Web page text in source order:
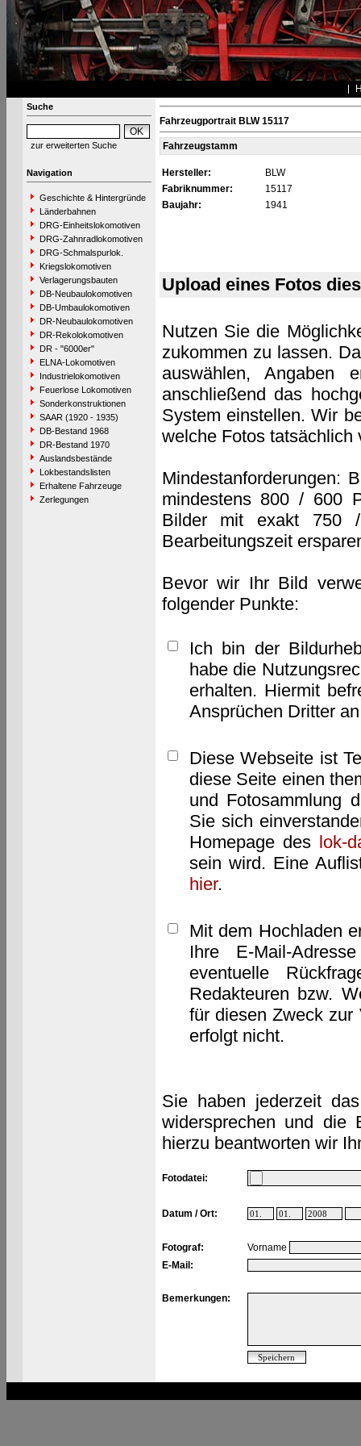
Suche
zur erweiterten Suche
Navigation
Geschichte & Hintergründe
Länderbahnen
DRG-Einheitslokomotiven
DRG-Zahnradlokomotiven
DRG-Schmalspurlok.
Kriegslokomotiven
Verlagerungsbauten
DB-Neubaulokomotiven
DB-Umbaulokomotiven
DR-Neubaulokomotiven
DR-Rekolokomotiven
DR - "6000er"
ELNA-Lokomotiven
Industrielokomotiven
Feuerlose Lokomotiven
Sonderkonstruktionen
SAAR (1920 - 1935)
DB-Bestand 1968
DR-Bestand 1970
Auslandsbestände
Lokbestandslisten
Erhaltene Fahrzeuge
Zerlegungen
Fahrzeugportrait BLW 15117
Fahrzeugstamm
Hersteller:
BLW
Fabriknummer:
15117
Baujahr:
1941
Upload eines Fotos
Nutzen Sie die
zukommen zu lassen.
auswählen, Angaben
anschließend das
System einstellen. Wir
welche Fotos tatsächlich
Mindestanforderungen:
mindestens 800 / 600
Bilder mit exakt 750
Bearbeitungszeit
Bevor wir Ihr Bild
folgender Punkte:
Ich bin der
habe die
erhalten. Hiermit
Ansprüchen Dritter
Diese Webseite ist
diese Seite einen
und Fotosammlung
Sie sich
Homepage des lok-
sein wird. Eine
hier.
Mit dem Hochladen
Ihre E-Mail-
eventuelle
Redakteuren bzw.
für diesen Zweck zur
erfolgt nicht.
Sie haben jederzeit
widersprechen und die
hierzu beantworten wir
Fotodatei:
Datum / Ort:
Fotograf:
Vorname
E-Mail:
Bemerkungen: